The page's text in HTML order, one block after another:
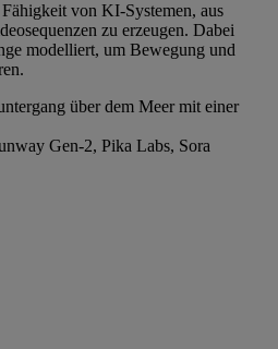
von KI-Systemen, aus
zu erzeugen. Dabei
modelliert, um Bewegung und
über dem Meer mit einer
Gen-2, Pika Labs, Sora